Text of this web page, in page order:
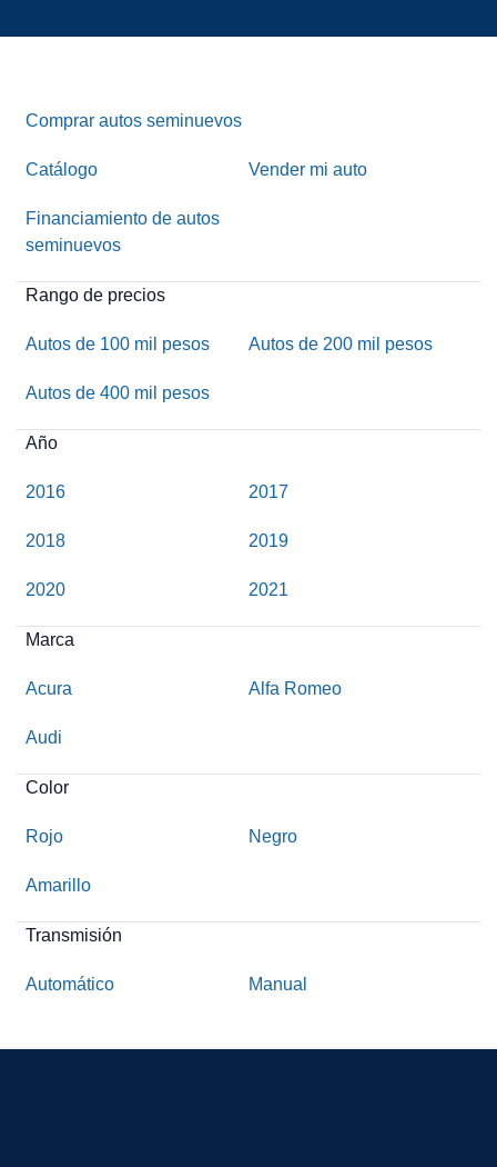
Comprar autos seminuevos
Catálogo Vender mi auto
Financiamiento de autos
seminuevos
Rango de precios
Autos de 100 mil pesos Autos de 200 mil pesos
Autos de 400 mil pesos
Año
2016 2017
2018 2019
2020 2021
Marca
Acura Alfa Romeo
Audi
Color
Rojo Negro
Amarillo
Transmisión
Automático Manual